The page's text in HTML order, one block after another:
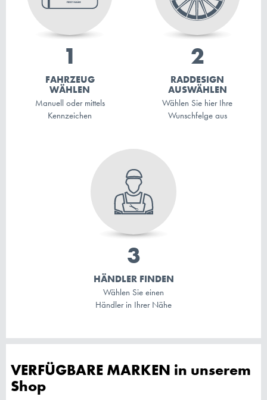
FAHRZEUG
WÄHLEN
Manuell oder mittels
Kennzeichen
RADDESIGN
AUSWÄHLEN
Wählen Sie hier Ihre
Wunschfelge aus
HÄNDLER FINDEN
Wählen Sie einen
Händler in Ihrer Nähe
VERFÜGBARE MARKEN in unserem
Shop